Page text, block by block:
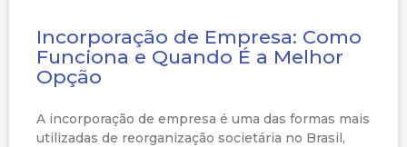
Incorporação de Empresa: Como
Funciona e Quando É a Melhor
Opção
A incorporação de empresa é uma das formas mais
utilizadas de reorganização societária no Brasil,